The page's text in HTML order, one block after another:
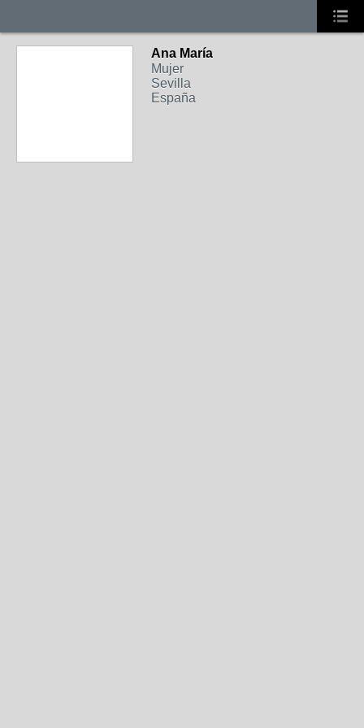
Ana María
Mujer
Sevilla
España